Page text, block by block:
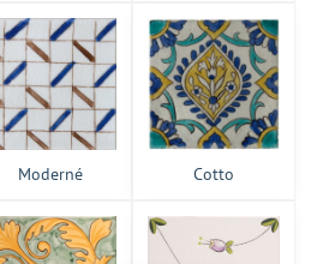
Moderné Cotto